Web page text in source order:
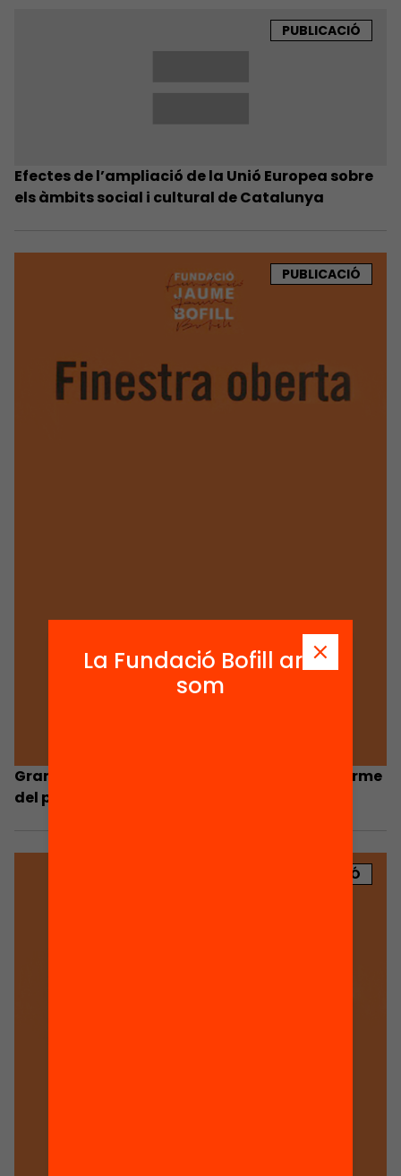
PUBLICACIÓ
Efectes de l’ampliació de la Unió Europea sobre
els àmbits social i cultural de Catalunya
PUBLICACIÓ
Granollers participa! Quina ciutat vols? Informe
del procés
PUBLICACIÓ
La Fundació Bofill ara
som